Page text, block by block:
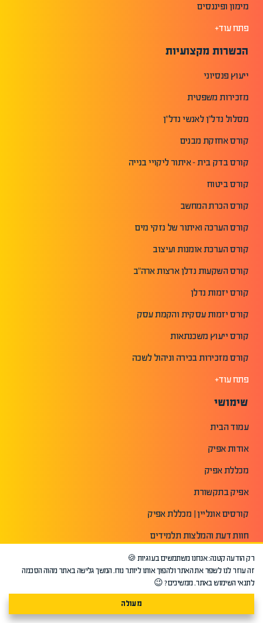
מימון ופיננסים
פתח עוד+
הכשרות מקצועיות
ייעוץ פנסיוני
מזכירות משפטית
מסלול נדל"ן לאנשי נדל"ן
קורס אחזקת מבנים
קורס בדק בית - איתור ליקויי בנייה
קורס ביטוח
קורס הכרת המחשב
קורס הערכה ואיתור של נזקי מים
קורס הערכת אומנות ועיצוב
קורס השקעות נדלן ארצות ארה"ב
קורס יזמות נדלן
קורס יזמות עסקית והקמת עסק
קורס ייעוץ משכנתאות
קורס מזכירות בכירה וניהול לשכה
פתח עוד+
שימושי
עמוד הבית
אודות אפיק
מכללת אפיק
אפיק בתקשורת
קורסים אונליין | מכללת אפיק
חוות דעת והמלצות תלמידים
האירגון לקידום והעשרת שמאים בישראל
בסט-1 | מומחים בהערכות שווי ופיננסים
רק הודעה קטנה: אנחנו משתמשים בעוגיות 🍪
זה עוזר לנו לשפר את האתר ולהפוך אותו ליותר נוח. המשך גלישה באתר מהוה הסכמה
לתנאי השימוש באתר. ממשיכים? 😉
מעולה